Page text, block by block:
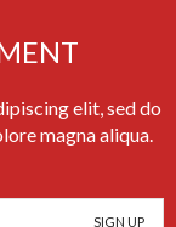
elit, sed do
magna aliqua.